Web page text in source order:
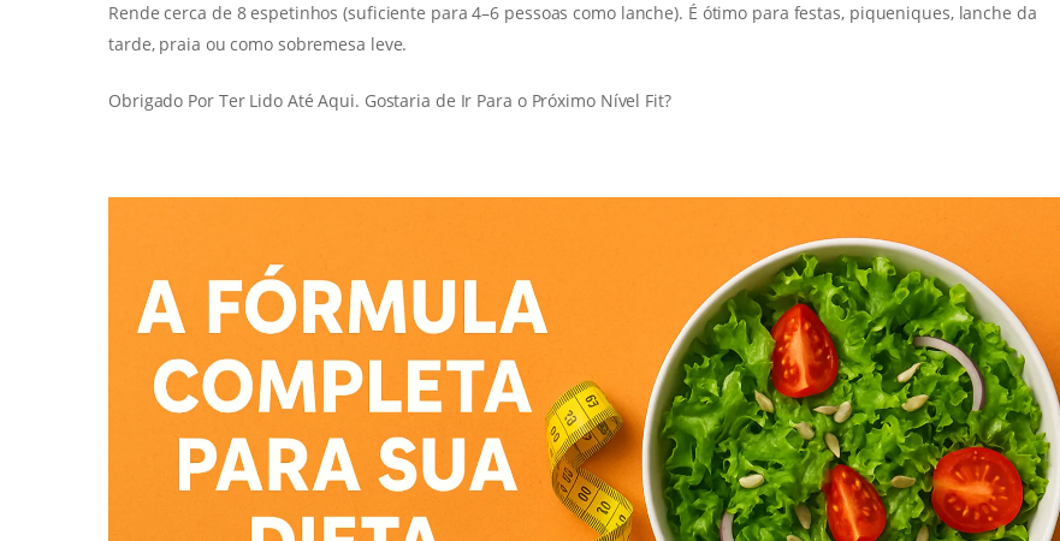
Rende cerca de 8 espetinhos (suficiente para 4–6 pessoas como lanche). É ótimo para festas, piqueniques, lanche da
tarde, praia ou como sobremesa leve.
Obrigado Por Ter Lido Até Aqui. Gostaria de Ir Para o Próximo Nível Fit?